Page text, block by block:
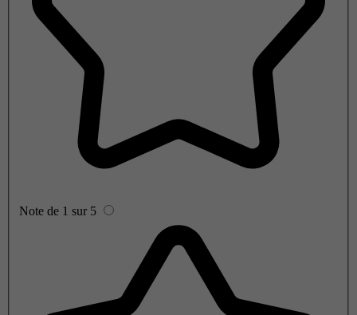
Note de 1 sur 5